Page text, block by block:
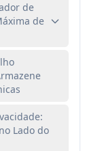
de
de
Lado do